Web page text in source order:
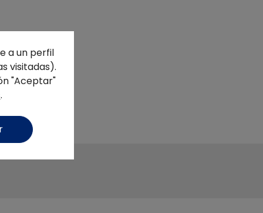
a un perfil
visitadas).
"Aceptar"
.